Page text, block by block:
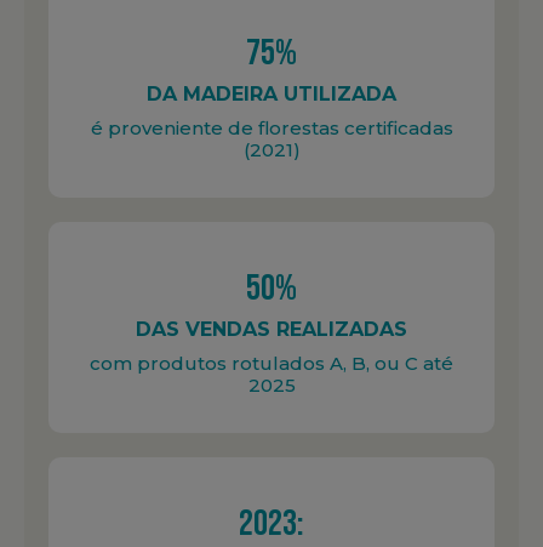
75%
DA MADEIRA UTILIZADA
é proveniente de florestas certificadas
(2021)
50%
DAS VENDAS REALIZADAS
com produtos rotulados A, B, ou C até
2025
2023: